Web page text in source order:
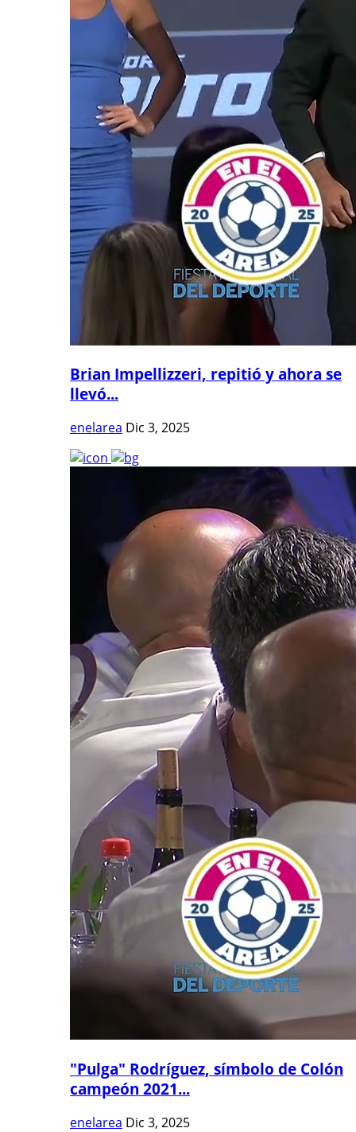
Brian Impellizzeri, repitió y ahora se
llevó...
enelarea Dic 3, 2025
"Pulga" Rodríguez, símbolo de Colón
campeón 2021...
enelarea Dic 3, 2025